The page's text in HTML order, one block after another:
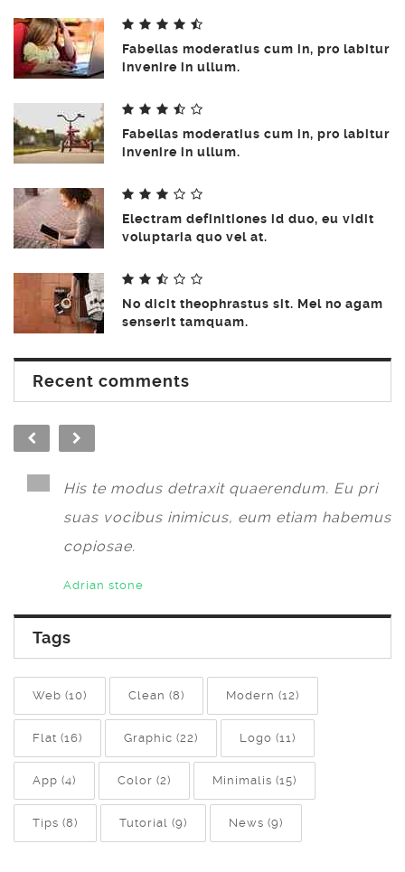
Fabellas moderatius cum in, pro labitur
invenire in ullum.
Fabellas moderatius cum in, pro labitur
invenire in ullum.
Electram definitiones id duo, eu vidit
voluptaria quo vel at.
No dicit theophrastus sit. Mel no agam
senserit tamquam.
Recent comments
His te modus detraxit quaerendum. Eu pri
suas vocibus inimicus, eum etiam habemus
copiosae.
Adrian stone
Tags
Web (10) Clean (8) Modern (12)
Flat (16) Graphic (22) Logo (11)
App (4) Color (2) Minimalis (15)
Tips (8) Tutorial (9) News (9)